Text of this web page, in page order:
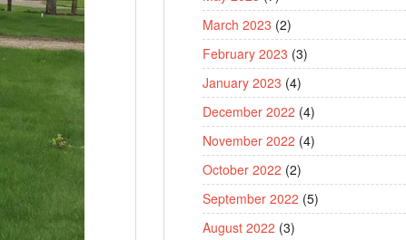
March 2023 (2)
February 2023 (3)
January 2023 (4)
December 2022 (4)
November 2022 (4)
October 2022 (2)
September 2022 (5)
August 2022 (3)